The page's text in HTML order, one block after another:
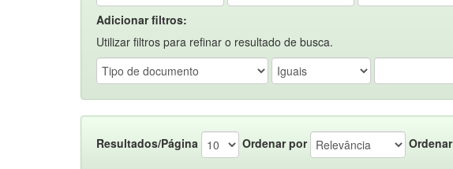
Adicionar filtros:
Utilizar filtros para refinar o resultado de busca.
Resultados/Página Ordenar por Ordenar